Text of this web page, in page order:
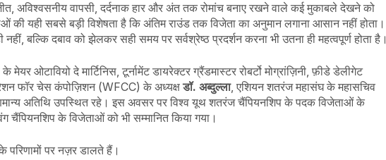
अविश्वसनीय वापसी, दर्दनाक हार और अंत तक रोमांच बनाए रखने वाले कई मुकाबले देखने को
की यही सबसे बड़ी विशेषता है कि अंतिम राउंड तक विजेता का अनुमान लगाना आसान नहीं होता।
बल्कि दबाव को झेलकर सही समय पर सर्वश्रेष्ठ प्रदर्शन करना भी उतना ही महत्वपूर्ण होता है।
मेयर ओटावियो दे मार्टिनिस, टूर्नामेंट डायरेक्टर ग्रैंडमास्टर रोबर्टो मोग्रांज़िनी, फ़ीडे डेलीगेट
फॉर चेस कंपोज़िशन (WFCC) के अध्यक्षडॉ. अब्दुल्ला, एशियन शतरंज महासंघ के महासचिव
अतिथि उपस्थित रहे। इस अवसर पर विश्व यूथ शतरंज चैंपियनशिप के पदक विजेताओं के
चैंपियनशिप के विजेताओं को भी सम्मानित किया गया।
पर नज़र डालते हैं।